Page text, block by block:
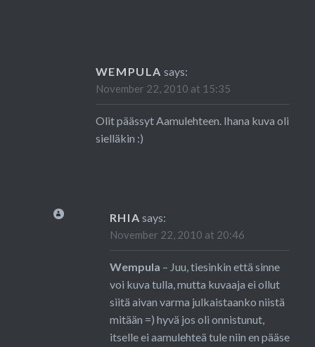
WEMPULA says:
November 22, 2010 at 15:35
Olit päässyt Aamulehteen. Ihana kuva oli
sielläkin :)
RHIA says:
November 22, 2010 at 20:46
Wempula – Juu, tiesinkin että sinne
voi kuva tulla, mutta kuvaaja ei ollut
siitä aivan varma julkaistaanko niistä
mitään =) hyvä jos oli onnistunut,
itselle ei aamulehteä tule niin en pääse